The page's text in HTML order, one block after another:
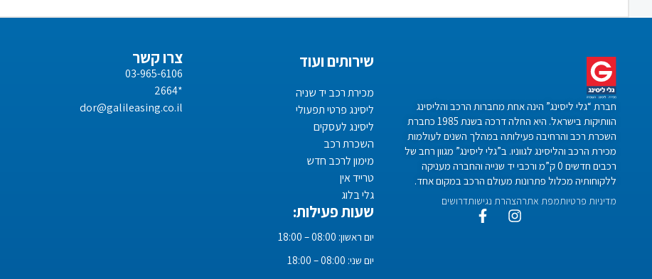
חברת “גלי ליסינג” הינה אחת מחברות הרכב והליסינג
הוותיקות בישראל. היא החלה דרכה בשנת 1985 כחברת
השכרת רכב והרחיבה פעילותה במהלך השנים לעולמות
מכירת הרכב והליסינג לגווניו. ב”גלי ליסינג” מגוון רחב של
רכבים חדשים 0 ק”מ ורכבי יד שנייה והחברה מעניקה
ללקוחותיה מכלול פתרונות מעולם הרכב במקום אחד.
מדיניות פרטיותמפת אתרהצהרת נגישותדרושים
שירותים ועוד
מכירת רכב יד שניה
ליסינג פרטי תפעולי
ליסינג לעסקים
השכרת רכב
מימון לרכב חדש
טרייד אין
גלי בלוג
שעות פעילות:
יום ראשון: 08:00 – 18:00
יום שני: 08:00 – 18:00
צרו קשר
03-965-6106
*2664
dor@galileasing.co.il